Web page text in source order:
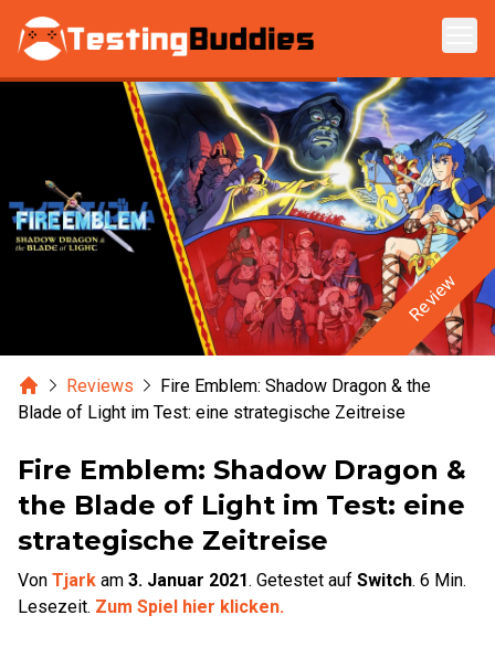
Zum Hauptinhalt springen
Review
HomeReviews
Fire Emblem: Shadow Dragon & the
Blade of Light im Test: eine strategische Zeitreise
Fire Emblem: Shadow Dragon &
the Blade of Light im Test: eine
strategische Zeitreise
Von Tjark am 3. Januar 2021. Getestet auf Switch. 6 Min.
Lesezeit. Zum Spiel hier klicken.